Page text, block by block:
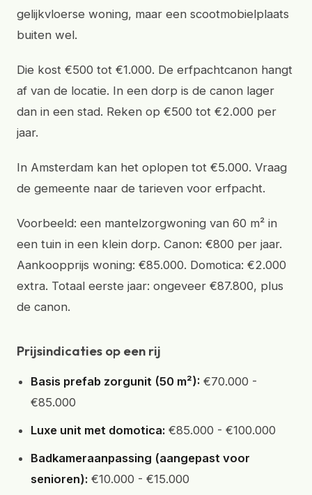
gelijkvloerse woning, maar een scootmobielplaats
buiten wel.
Die kost €500 tot €1.000. De erfpachtcanon hangt
af van de locatie. In een dorp is de canon lager
dan in een stad. Reken op €500 tot €2.000 per
jaar.
In Amsterdam kan het oplopen tot €5.000. Vraag
de gemeente naar de tarieven voor erfpacht.
Voorbeeld: een mantelzorgwoning van 60 m² in
een tuin in een klein dorp. Canon: €800 per jaar.
Aankoopprijs woning: €85.000. Domotica: €2.000
extra. Totaal eerste jaar: ongeveer €87.800, plus
de canon.
Prijsindicaties op een rij
Basis prefab zorgunit (50 m²): €70.000 -
€85.000
Luxe unit met domotica: €85.000 - €100.000
Badkameraanpassing (aangepast voor
senioren): €10.000 - €15.000